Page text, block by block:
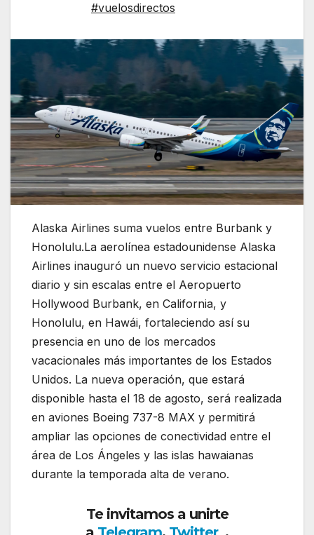
#vuelosdirectos
Alaska Airlines suma vuelos entre Burbank y
Honolulu.La aerolínea estadounidense Alaska
Airlines inauguró un nuevo servicio estacional
diario y sin escalas entre el Aeropuerto
Hollywood Burbank, en California, y
Honolulu, en Hawái, fortaleciendo así su
presencia en uno de los mercados
vacacionales más importantes de los Estados
Unidos. La nueva operación, que estará
disponible hasta el 18 de agosto, será realizada
en aviones Boeing 737-8 MAX y permitirá
ampliar las opciones de conectividad entre el
área de Los Ángeles y las islas hawaianas
durante la temporada alta de verano.
Te invitamos a unirte